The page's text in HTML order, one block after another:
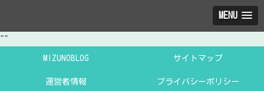
MENU
""
MIZUNOBLOG サイトマップ
運営者情報 プライバシーポリシー